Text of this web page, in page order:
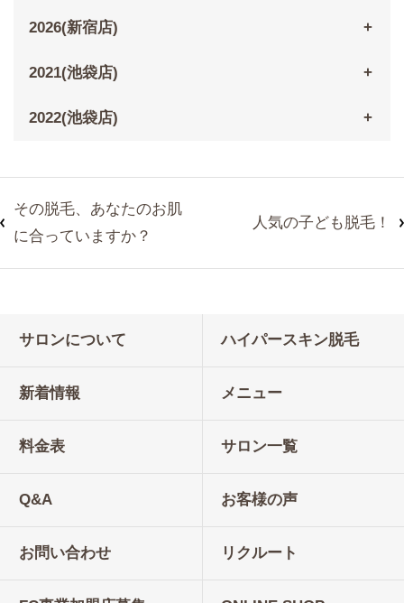
2026(新宿店)
2021(池袋店)
2022(池袋店)
その脱毛、あなたのお肌
に合っていますか？
人気の子ども脱毛！
サロンについて ハイパースキン脱毛
新着情報 メニュー
料金表 サロン一覧
Q&A お客様の声
お問い合わせ リクルート